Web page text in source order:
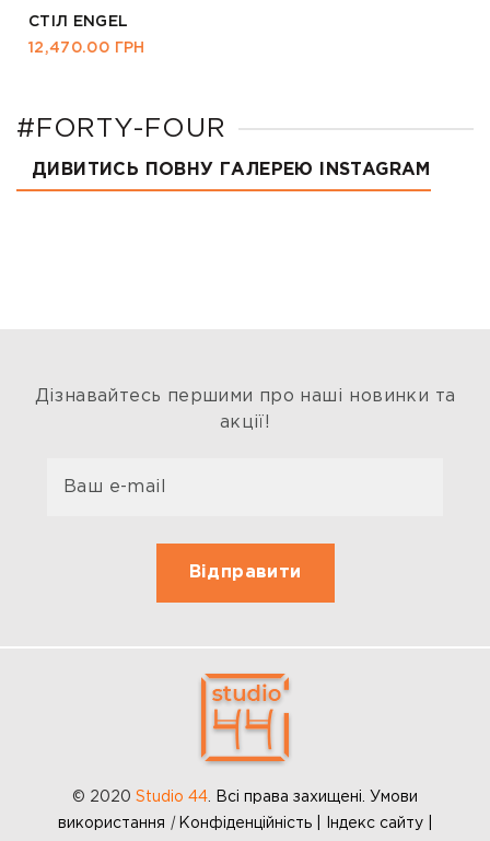
СТІЛ ENGEL
12,470.00ГРН
#FORTY-FOUR
ДИВИТИСЬ ПОВНУ ГАЛЕРЕЮ INSTAGRAM
Дізнавайтесь першими про наші новинки та
акції!
© 2020 Studio 44
Всі права захищені. Умови
використання | Конфіденційність | Індекс сайту |